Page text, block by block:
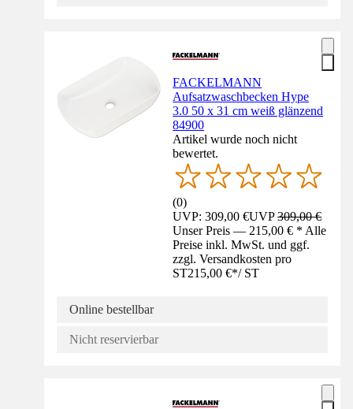
FACKELMANN
Aufsatzwaschbecken Hype
3.0 50 x 31 cm weiß glänzend
84900
Artikel wurde noch nicht
bewertet.
(0)
UVP: 309,00 €UVP309,00 €
Unser Preis — 215,00 € * Alle
Preise inkl. MwSt. und ggf.
zzgl. Versandkosten pro
ST215,00 €*/ ST
Online bestellbar
Nicht reservierbar